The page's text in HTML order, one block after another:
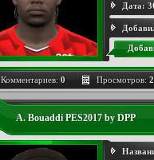
Дата:
Комментариев: 0 Просмотров:
A. Bouaddi PES2017 by DPP